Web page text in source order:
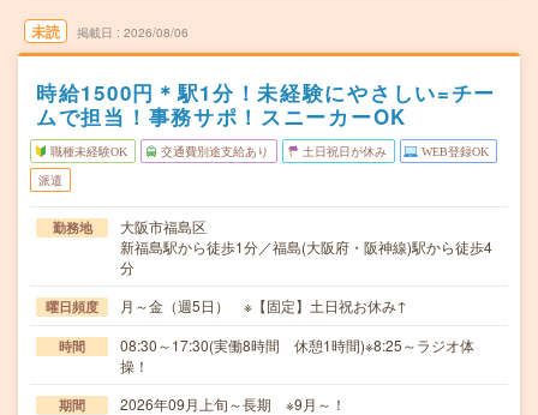
未読 掲載日 2026/08/06
時給1500円＊駅1分！未経験にやさしい=チー
ムで担当！事務サポ！スニーカーOK
職種未経験OK 交通費別途支給あり 土日祝日が休み WEB登録OK
派遣
勤務地
大阪市福島区
新福島駅から徒歩1分／福島(大阪府・阪神線)駅から徒歩4
分
曜日頻度 月～金（週5日） ※【固定】土日祝お休み↑
時間
08:30～17:30(実働8時間 休憩1時間)※8:25～ラジオ体
操！
期間 2026年09月上旬～長期 ※9月～！